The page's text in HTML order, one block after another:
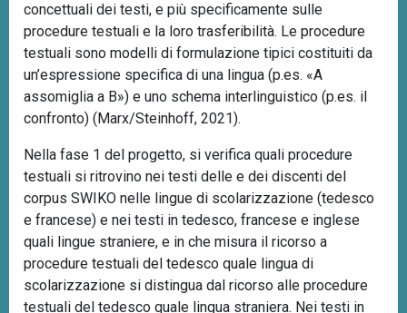
concettuali dei testi, e più specificamente sulle
procedure testuali e la loro trasferibilità. Le procedure
testuali sono modelli di formulazione tipici costituiti da
un’espressione specifica di una lingua (p.es. «A
assomiglia a B») e uno schema interlinguistico (p.es. il
confronto) (Marx/Steinhoff, 2021).
Nella fase 1 del progetto, si verifica quali procedure
testuali si ritrovino nei testi delle e dei discenti del
corpus SWIKO nelle lingue di scolarizzazione (tedesco
e francese) e nei testi in tedesco, francese e inglese
quali lingue straniere, e in che misura il ricorso a
procedure testuali del tedesco quale lingua di
scolarizzazione si distingua dal ricorso alle procedure
testuali del tedesco quale lingua straniera. Nei testi in